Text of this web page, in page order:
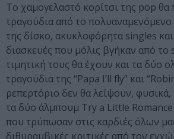
Το χαμογελαστό κορίτσι της pop θα
τραγούδια από το
της δίσκο, ακυκλοφόρητα singles και
διασκευές που μόλις βγήκαν από
τιμητική τους θα έχουν και τα δύο
τραγούδια της “Papa I’ll fly” και
ρεπερτόριο δεν θα λείψουν,
τα δύο άλμπουμ Try a Little Romance
που τρύπωσαν στις καρδιές όλων
διθυραμβικές κριτικές από τον